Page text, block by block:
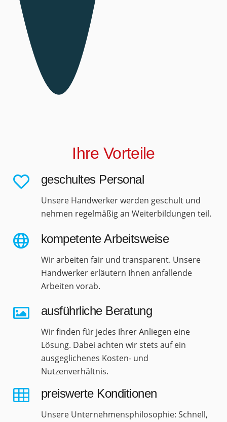
Ihre Vorteile
geschultes Personal
Unsere Handwerker werden geschult und
nehmen regelmäßig an Weiterbildungen teil.
kompetente Arbeitsweise
Wir arbeiten fair und transparent. Unsere
Handwerker erläutern Ihnen anfallende
Arbeiten vorab.
ausführliche Beratung
Wir finden für jedes Ihrer Anliegen eine
Lösung. Dabei achten wir stets auf ein
ausgeglichenes Kosten- und
Nutzenverhältnis.
preiswerte Konditionen
Unsere Unternehmensphilosophie: Schnell,